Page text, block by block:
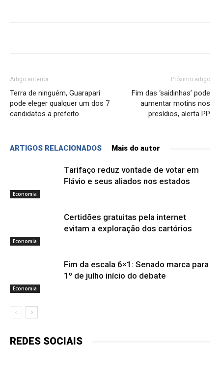
Artigo anterior
Terra de ninguém, Guarapari
pode eleger qualquer um dos 7
candidatos a prefeito
Próximo artigo
Fim das ‘saidinhas’ pode
aumentar motins nos
presídios, alerta PP
ARTIGOS RELACIONADOS Mais do autor
Economia
Tarifaço reduz vontade de votar em
Flávio e seus aliados nos estados
Economia
Certidões gratuitas pela internet
evitam a exploração dos cartórios
Economia
Fim da escala 6×1: Senado marca para
1º de julho início do debate
REDES SOCIAIS